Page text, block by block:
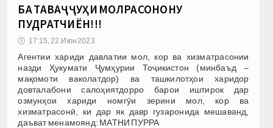
БА ТАВАҶҶУҲИ МОЛРАСОНОНУ
ПУДРАТЧИЁН!!!
🕔 17:15, 22.Июн 2023
Агентии хариди давлатии мол, кор ва хизматрасонии
назди Ҳукумати Ҷумҳурии Тоҷикистон (минбаъд –
мақомоти ваколатдор) ва ташкилотҳои харидор
довталабони салоҳиятдорро барои иштирок дар
озмунҳои хариди номгӯи зерини мол, кор ва
хизматрасонӣ, ки дар як давр гузаронида мешаванд,
даъват менамоянд: МАТНИ ПУРРА